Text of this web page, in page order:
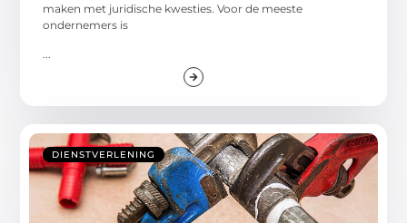
maken met juridische kwesties. Voor de meeste
ondernemers is
...
DIENSTVERLENING